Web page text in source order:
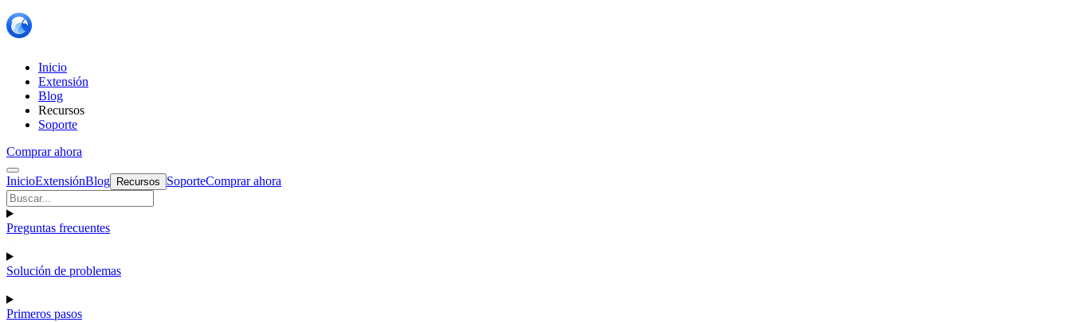
Inicio
Extensión
Blog
Recursos
Soporte
Comprar ahora
InicioExtensiónBlog Recursos SoporteComprar ahora
Preguntas frecuentes
Solución de problemas
Primeros pasos